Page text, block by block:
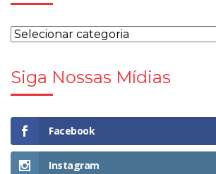
Siga Nossas Mídias
Facebook
Instagram